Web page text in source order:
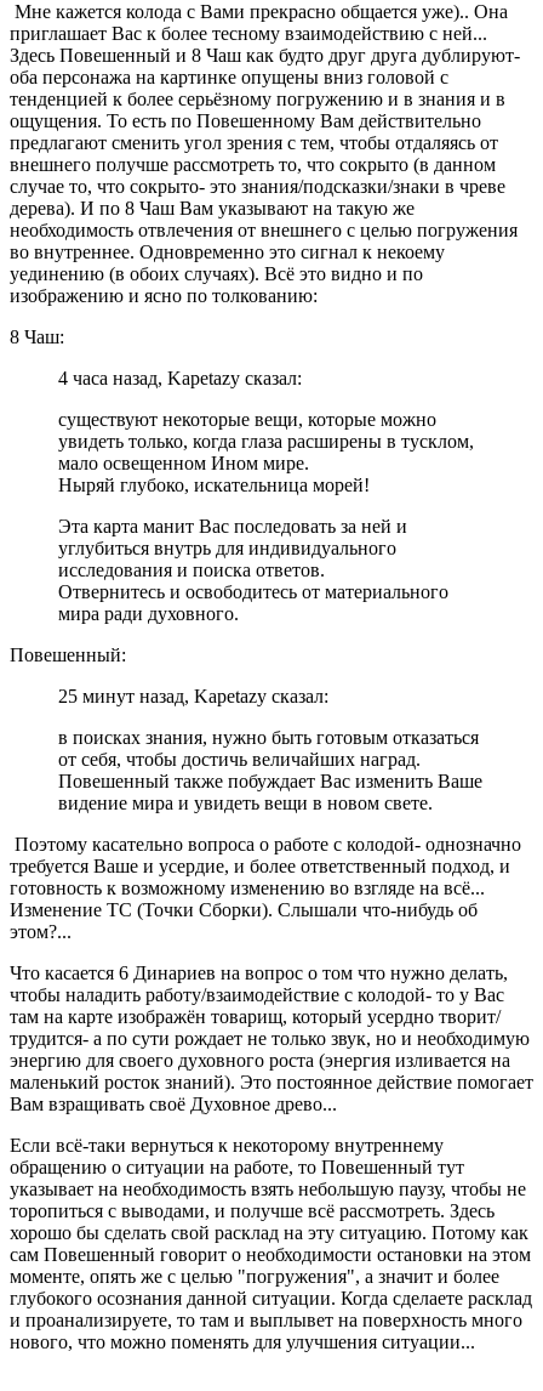
Мне кажется колода с Вами прекрасно общается уже).. Она
приглашает Вас к более тесному взаимодействию с ней...
Здесь Повешенный и 8 Чаш как будто друг друга дублируют-
оба персонажа на картинке опущены вниз головой с
тенденцией к более серьёзному погружению и в знания и в
ощущения. То есть по Повешенному Вам действительно
предлагают сменить угол зрения с тем, чтобы отдаляясь от
внешнего получше рассмотреть то, что сокрыто (в данном
случае то, что сокрыто- это знания/подсказки/знаки в чреве
дерева). И по 8 Чаш Вам указывают на такую же
необходимость отвлечения от внешнего с целью погружения
во внутреннее. Одновременно это сигнал к некоему
уединению (в обоих случаях). Всё это видно и по
изображению и ясно по толкованию:
8 Чаш:
4 часа назад, Kapetazy сказал:
существуют некоторые вещи, которые можно
увидеть только, когда глаза расширены в тусклом,
мало освещенном Ином мире.
Ныряй глубоко, искательница морей!
Эта карта манит Вас последовать за ней и
углубиться внутрь для индивидуального
исследования и поиска ответов.
Отвернитесь и освободитесь от материального
мира ради духовного.
Повешенный:
25 минут назад, Kapetazy сказал:
в поисках знания, нужно быть готовым отказаться
от себя, чтобы достичь величайших наград.
Повешенный также побуждает Вас изменить Ваше
видение мира и увидеть вещи в новом свете.
Поэтому касательно вопроса о работе с колодой- однозначно
требуется Ваше и усердие, и более ответственный подход, и
готовность к возможному изменению во взгляде на всё...
Изменение ТС (Точки Сборки). Слышали что-нибудь об
этом?...
Что касается 6 Динариев на вопрос о том что нужно делать,
чтобы наладить работу/взаимодействие с колодой- то у Вас
там на карте изображён товарищ, который усердно творит/
трудится- а по сути рождает не только звук, но и необходимую
энергию для своего духовного роста (энергия изливается на
маленький росток знаний). Это постоянное действие помогает
Вам взращивать своё Духовное древо...
Если всё-таки вернуться к некоторому внутреннему
обращению о ситуации на работе, то Повешенный тут
указывает на необходимость взять небольшую паузу, чтобы не
торопиться с выводами, и получше всё рассмотреть. Здесь
хорошо бы сделать свой расклад на эту ситуацию. Потому как
сам Повешенный говорит о необходимости остановки на этом
моменте, опять же с целью "погружения", а значит и более
глубокого осознания данной ситуации. Когда сделаете расклад
и проанализируете, то там и выплывет на поверхность много
нового, что можно поменять для улучшения ситуации...